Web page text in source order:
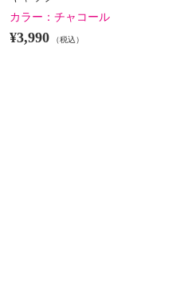
カラー： チャコール
¥3,990 （税込）